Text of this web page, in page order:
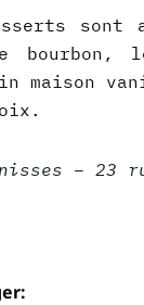
bourbon,
maison
– 23